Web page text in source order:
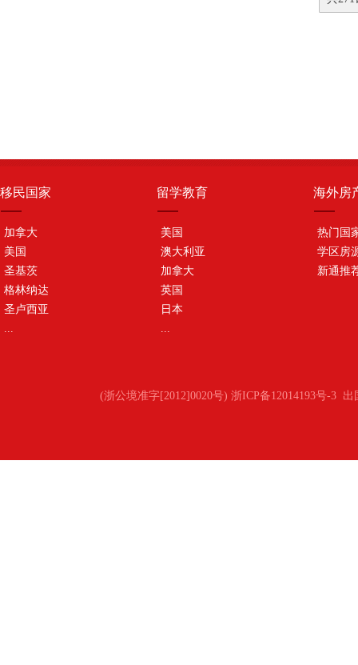
移民国家
加拿大
美国
圣基茨
格林纳达
圣卢西亚
...
留学教育
美国
澳大利亚
加拿大
英国
日本
...
海外房
热门国
学区房
新通推
(浙公境准字[2012]0020号) 浙ICP备12014193号-3 出